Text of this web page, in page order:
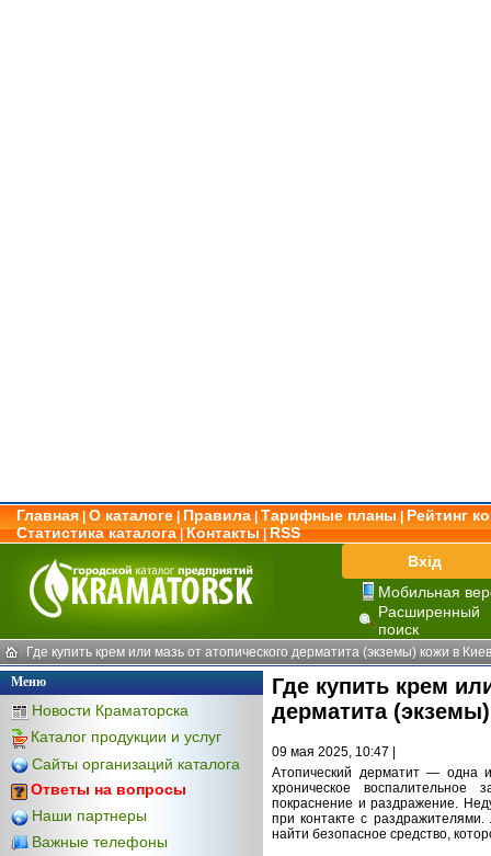
Главная О каталоге Правила Тарифные планы
Рейтинг
Статистика каталога|Контакты|RSS
Вхід
Мобильная
Расширенный
поиск
Где купить крем или мазь от атопического дерматита (экземы) кожи в
Меню
Новости Краматорска
Каталог продукции и услуг
Сайты организаций каталога
Ответы на вопросы
Наши партнеры
Важные телефоны
Где купить крем
дерматита
09 мая 2025, 10:47 |
Атопический дерматит — одна
хроническое воспалительное
покраснение и раздражение.
при контакте с
найти безопасное средство,